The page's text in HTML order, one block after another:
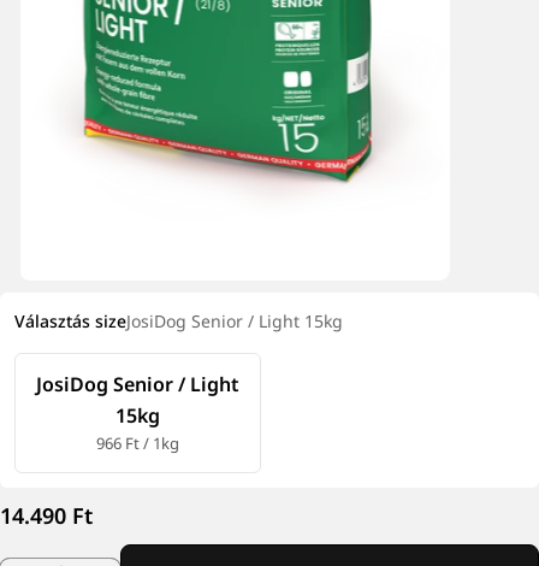
Választás sizeJosiDog Senior / Light 15kg
JosiDog Senior / Light
15kg
966 Ft / 1kg
Normál
14.490 Ft